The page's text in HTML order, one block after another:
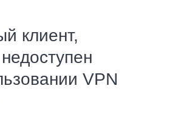
клиент,
VPN